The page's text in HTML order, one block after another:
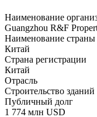
Наименование
Guangzhou R&F
Наименование страны
Китай
Страна регистрации
Китай
Отрасль
Строительство зданий
Публичный долг
1 774 млн USD